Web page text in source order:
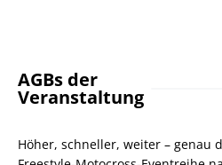
AGBs der
Veranstaltung
Höher, schneller, weiter – genau